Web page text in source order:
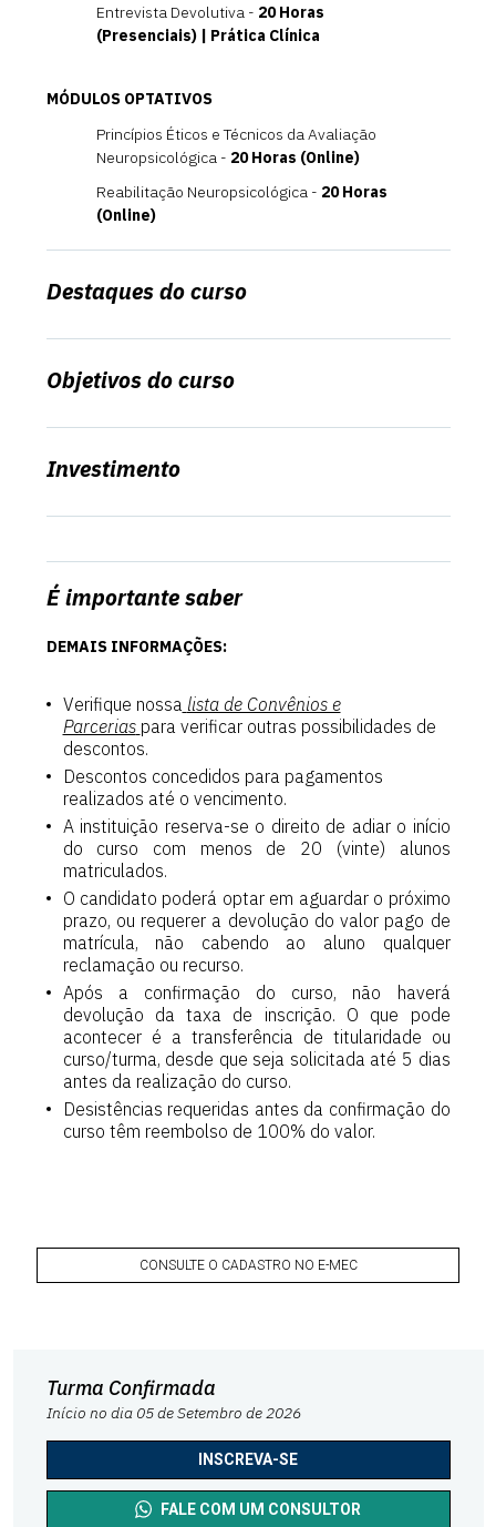
Entrevista Devolutiva - 20 Horas
(Presenciais) | Prática Clínica
MÓDULOS OPTATIVOS
Princípios Éticos e Técnicos da Avaliação
Neuropsicológica - 20 Horas (Online)
Reabilitação Neuropsicológica - 20 Horas
(Online)
Destaques do curso
Objetivos do curso
Investimento
É importante saber
DEMAIS INFORMAÇÕES:
Verifique nossa lista de Convênios e
Parcerias para verificar outras possibilidades de
descontos.
Descontos concedidos para pagamentos
realizados até o vencimento.
A instituição reserva-se o direito de adiar o início
do curso com menos de 20 (vinte) alunos
matriculados.
O candidato poderá optar em aguardar o próximo
prazo, ou requerer a devolução do valor pago de
matrícula, não cabendo ao aluno qualquer
reclamação ou recurso.
Após a confirmação do curso, não haverá
devolução da taxa de inscrição. O que pode
acontecer é a transferência de titularidade ou
curso/turma, desde que seja solicitada até 5 dias
antes da realização do curso.
Desistências requeridas antes da confirmação do
curso têm reembolso de 100% do valor.
CONSULTE O CADASTRO NO E-MEC
Turma Confirmada
Início no dia 05 de Setembro de 2026
INSCREVA-SE
FALE COM UM CONSULTOR